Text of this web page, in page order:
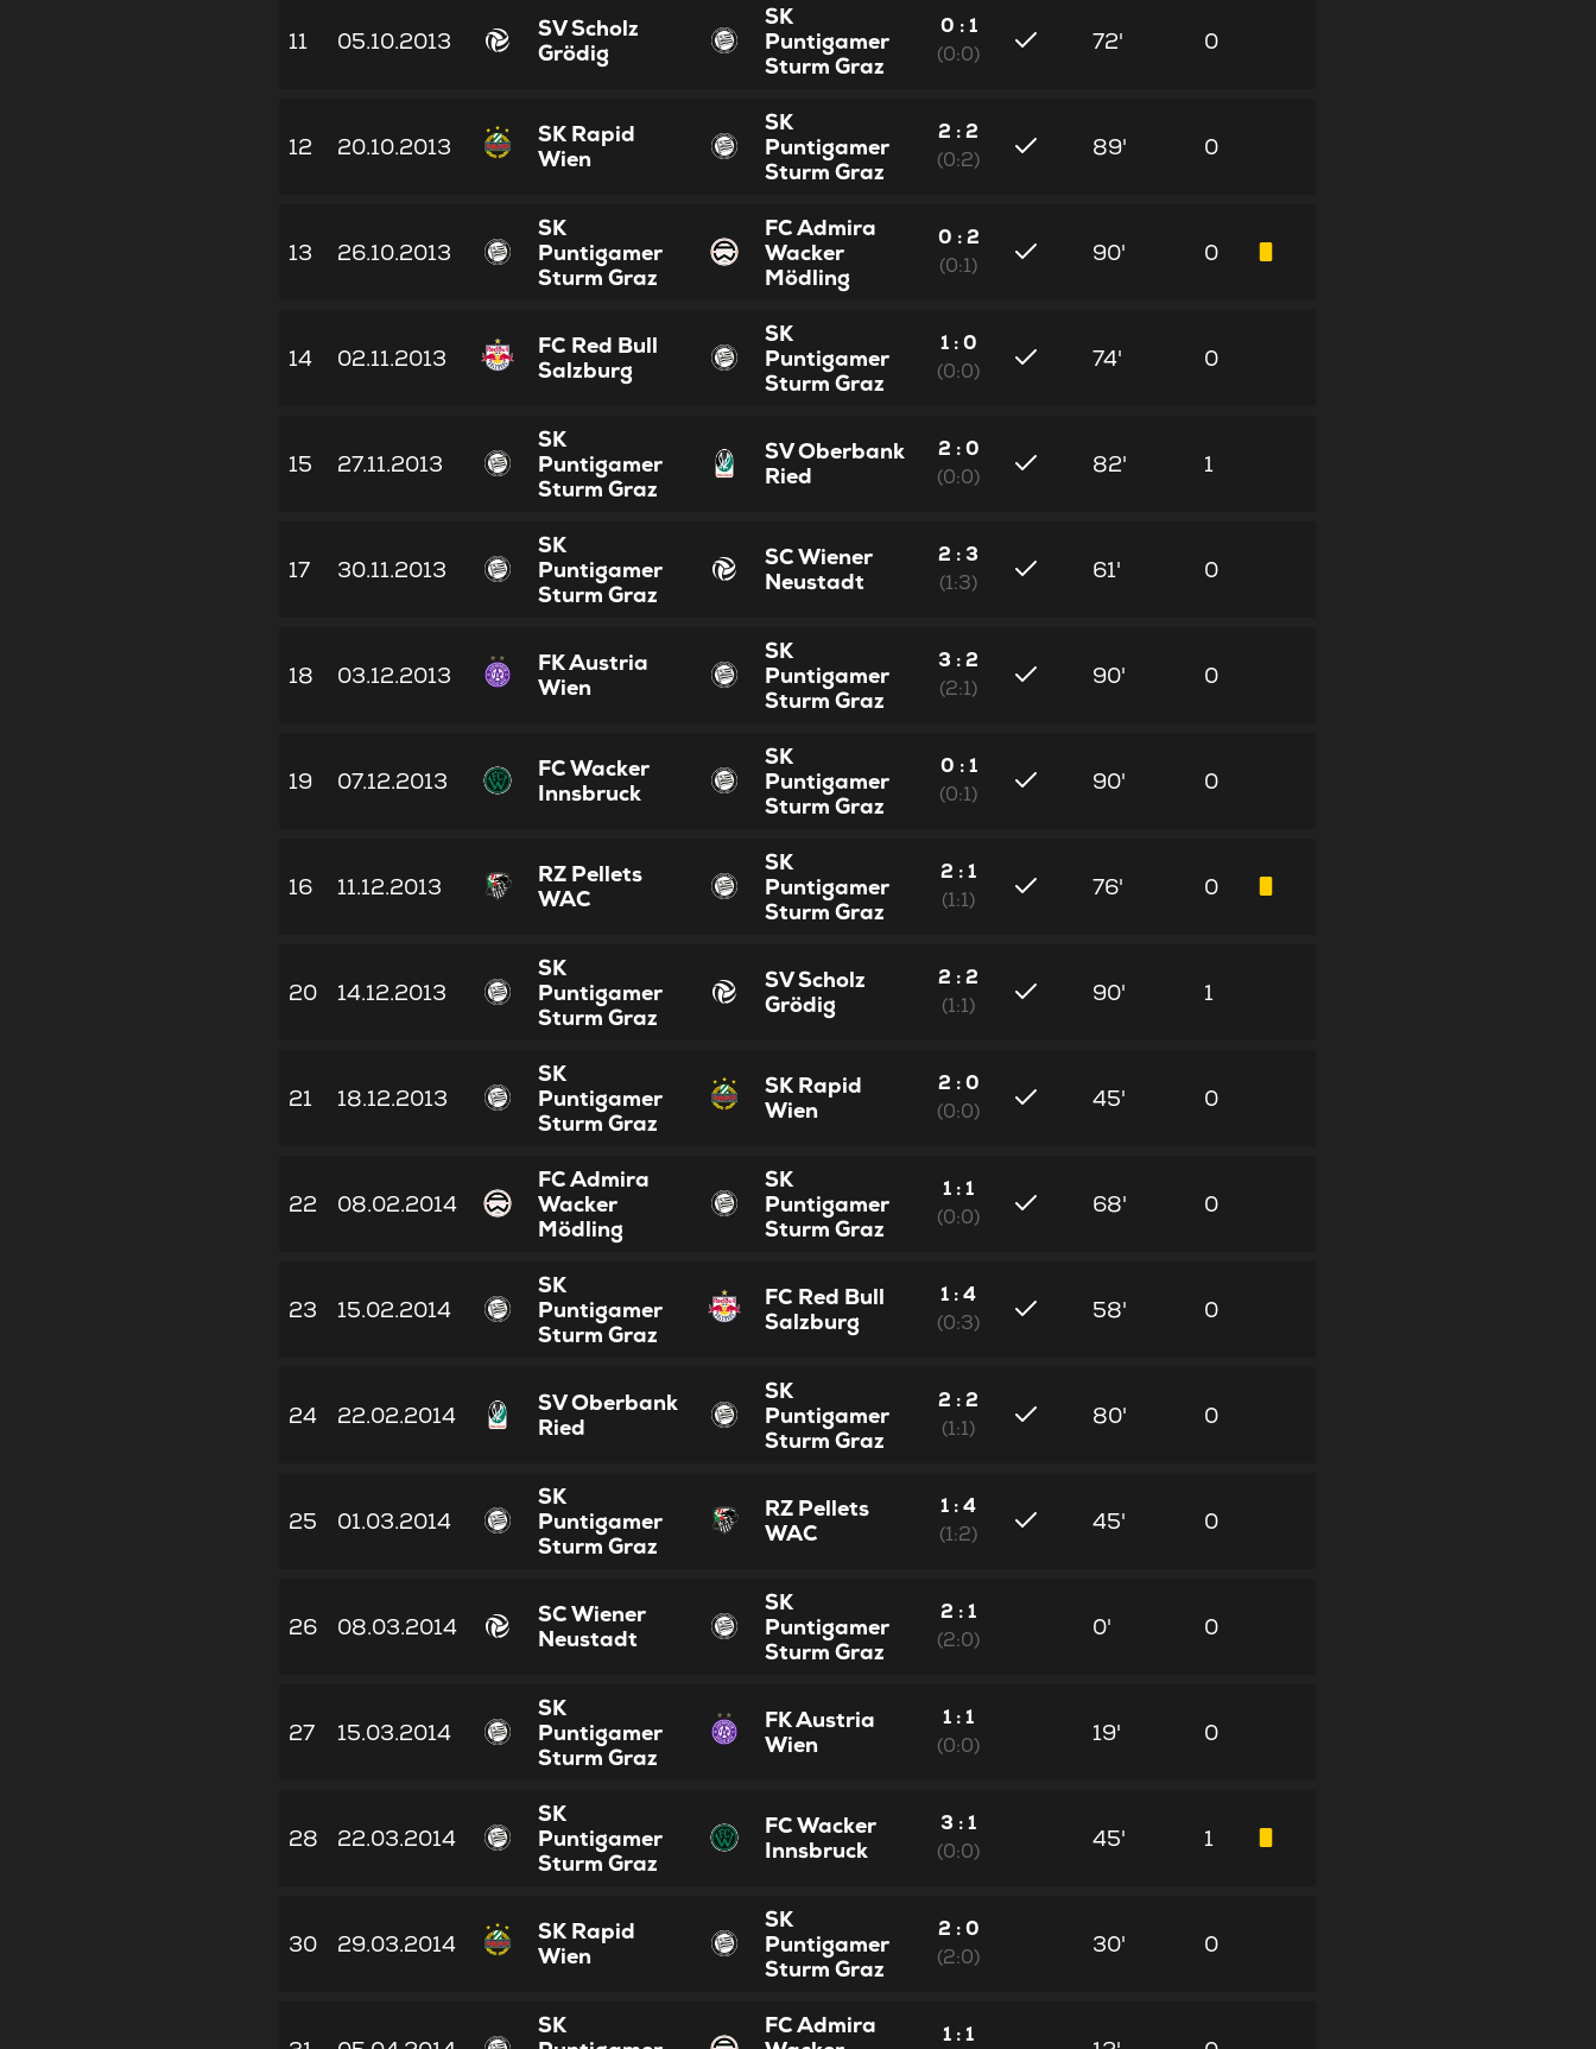
11 05.10.2013
SV Scholz
Grödig
SK
Puntigamer
Sturm Graz
0 : 1
(0:0)
72' 0
12 20.10.2013
SK Rapid
Wien
SK
Puntigamer
Sturm Graz
2 : 2
(0:2)
89' 0
13 26.10.2013
SK
Puntigamer
Sturm Graz
FC Admira
Wacker
Mödling
0 : 2
(0:1)
90' 0
14 02.11.2013
FC Red Bull
Salzburg
SK
Puntigamer
Sturm Graz
1 : 0
(0:0)
74' 0
15 27.11.2013
SK
Puntigamer
Sturm Graz
SV Oberbank
Ried
2 : 0
(0:0)
82' 1
17 30.11.2013
SK
Puntigamer
Sturm Graz
SC Wiener
Neustadt
2 : 3
(1:3)
61' 0
18 03.12.2013
FK Austria
Wien
SK
Puntigamer
Sturm Graz
3 : 2
(2:1)
90' 0
19 07.12.2013
FC Wacker
Innsbruck
SK
Puntigamer
Sturm Graz
0 : 1
(0:1)
90' 0
16 11.12.2013
RZ Pellets
WAC
SK
Puntigamer
Sturm Graz
2 : 1
(1:1)
76' 0
20 14.12.2013
SK
Puntigamer
Sturm Graz
SV Scholz
Grödig
2 : 2
(1:1)
90' 1
21 18.12.2013
SK
Puntigamer
Sturm Graz
SK Rapid
Wien
2 : 0
(0:0)
45' 0
22 08.02.2014
FC Admira
Wacker
Mödling
SK
Puntigamer
Sturm Graz
1 : 1
(0:0)
68' 0
23 15.02.2014
SK
Puntigamer
Sturm Graz
FC Red Bull
Salzburg
1 : 4
(0:3)
58' 0
24 22.02.2014
SV Oberbank
Ried
SK
Puntigamer
Sturm Graz
2 : 2
(1:1)
80' 0
25 01.03.2014
SK
Puntigamer
Sturm Graz
RZ Pellets
WAC
1 : 4
(1:2)
45' 0
26 08.03.2014
SC Wiener
Neustadt
SK
Puntigamer
Sturm Graz
2 : 1
(2:0)
0' 0
27 15.03.2014
SK
Puntigamer
Sturm Graz
FK Austria
Wien
1 : 1
(0:0)
19' 0
28 22.03.2014
SK
Puntigamer
Sturm Graz
FC Wacker
Innsbruck
3 : 1
(0:0)
45' 1
30 29.03.2014
SK Rapid
Wien
SK
Puntigamer
Sturm Graz
2 : 0
(2:0)
30' 0
SK
FC Admira
1 : 1